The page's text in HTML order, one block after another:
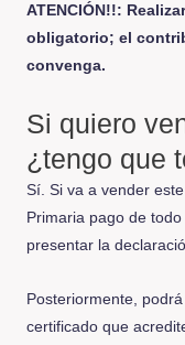
ATENCIÓN!!:
obligatorio; el
convenga.
Si quiero
¿tengo que
Sí. Si va a vender
Primaria pago de
presentar la
Posteriormente,
certificado que